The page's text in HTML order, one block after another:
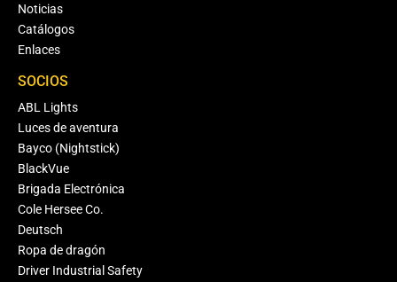
Noticias
Catálogos
Enlaces
SOCIOS
ABL Lights
Luces de aventura
Bayco (Nightstick)
BlackVue
Brigada Electrónica
Cole Hersee Co.
Deutsch
Ropa de dragón
Driver Industrial Safety